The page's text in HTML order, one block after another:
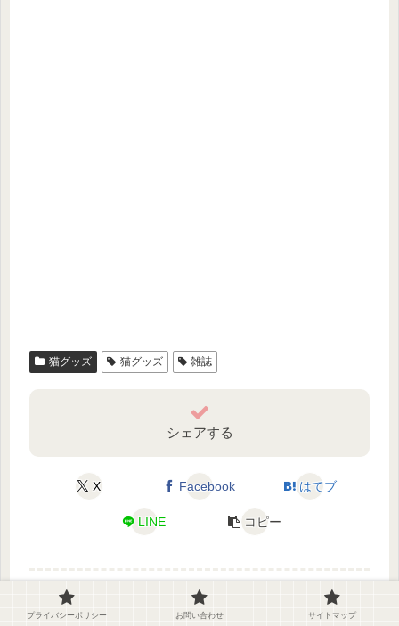
猫グッズ 猫グッズ 雑誌
シェアする
X Facebook はてブ
LINE コピー
プライバシーポリシー お問い合わせ サイトマップ